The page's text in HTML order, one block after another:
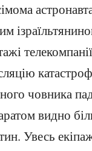
човника
видно
Увесь